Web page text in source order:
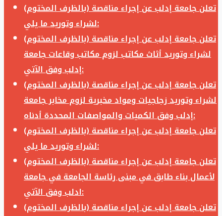
تعلن جامعة إدلب عن إجراء مناقصة (بالظرف المختوم)
لشراء وتوريد ما يلي:
تعلن جامعة إدلب عن إجراء مناقصة (بالظرف المختوم)
لشراء وتوريد أثاث مكاتب لزوم مكاتب وقاعات جامعة
إدلب وفق الآتي:
تعلن جامعة إدلب عن إجراء مناقصة (بالظرف المختوم)
لشراء وتوريد زجاجيات ومواد مخبرية لزوم مخابر جامعة
إدلب وفق الكميات والمواصفات المحددة أدناه:
تعلن جامعة إدلب عن إجراء مناقصة (بالظرف المختوم)
لشراء وتوريد ما يلي:
تعلن جامعة إدلب عن إجراء مناقصة (بالظرف المختوم)
لأعمال بناء طابق في مبنى رئاسة الجامعة في جامعة
ادلب وفق الآتي:
تعلن جامعة إدلب عن إجراء مناقصة (بالظرف المختوم)